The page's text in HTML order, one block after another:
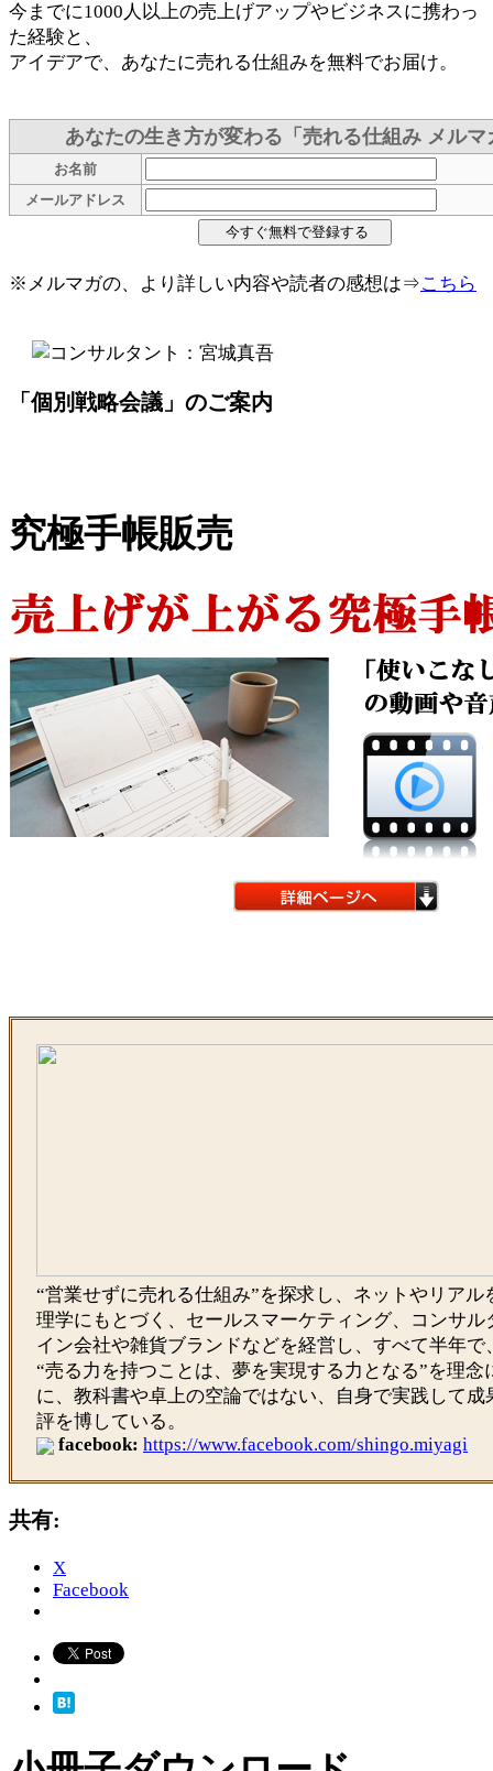
今までに1000人以上の売上げアップやビジネスに携わっ
た経験と、
アイデアで、あなたに売れる仕組みを無料でお届け。
あなたの生き方が変わる「売れる仕組み メルマ
お名前
メールアドレス
※メルマガの、より詳しい内容や読者の感想は⇒こちら
「個別戦略会議」のご案内
究極手帳販売
“営業せずに売れる仕組み”を探求し、ネットやリア
理学にもとづく、セールスマーケティング、コンサ
イン会社や雑貨ブランドなどを経営し、すべて半年
“売る力を持つことは、夢を実現する力となる”を理
に、教科書や卓上の空論ではない、自身で実践して
評を博している。
facebook: https://www.facebook.com/shingo.miyagi
共有:
X
Facebook